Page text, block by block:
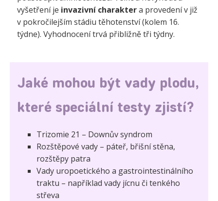
vyšetření je invazivní charaktera provedení v již
v pokročilejším stádiu těhotenství (kolem 16.
týdne). Vyhodnocení trvá přibližně tři týdny.
Jaké mohou být vady plodu,
které speciální testy zjistí?
Trizomie 21 – Downův syndrom
Rozštěpové vady – páteř, břišní stěna,
rozštěpy patra
Vady uropoetického a gastrointestinálního
traktu – například vady jícnu či tenkého
střeva